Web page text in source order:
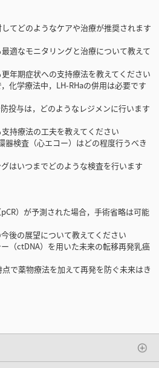
てどのようなケアや治療が推奨されます
適なモニタリングと治療について教えて
年期症状への支持療法を教えてください
化学療法中，LH-RHaの併用は必要です
投与は，どのようなレジメンに行います
持療法の工夫を教えてください
検査（心エコー）はどの程度行うべき
はいつまでどのような検査を行います
）が予測された場合，手術省略は可能
後の展望について教えてください
（ctDNA）を用いた未来の転移再発乳癌
で薬物療法を加えて再発を防ぐ未来はき